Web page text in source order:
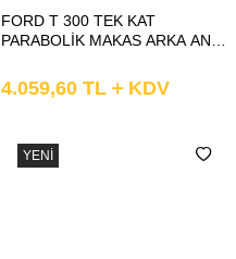
FORD T 300 TEK KAT
PARABOLİK MAKAS ARKA ANA
4.059,60 TL KDV
YENI